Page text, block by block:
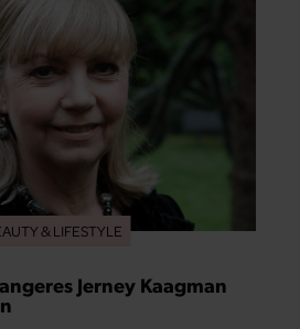
& LIFESTYLE
Jerney Kaagman